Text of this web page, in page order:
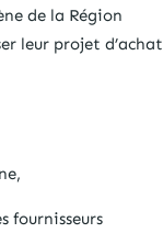
de la Région
leur projet d’achat
fournisseurs